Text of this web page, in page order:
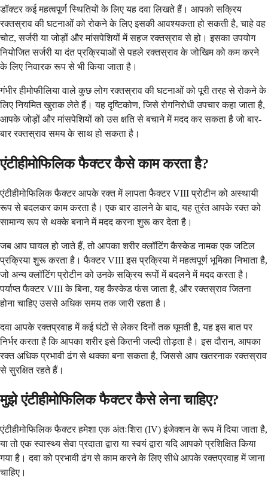
डॉक्टर कई महत्वपूर्ण स्थितियों के लिए यह दवा लिखते हैं। आपको सक्रिय
रक्तस्राव की घटनाओं को रोकने के लिए इसकी आवश्यकता हो सकती है, चाहे वह
चोट, सर्जरी या जोड़ों और मांसपेशियों में सहज रक्तस्राव से हो। इसका उपयोग
नियोजित सर्जरी या दंत प्रक्रियाओं से पहले रक्तस्राव के जोखिम को कम करने
के लिए निवारक रूप से भी किया जाता है।
गंभीर हीमोफीलिया वाले कुछ लोग रक्तस्राव की घटनाओं को पूरी तरह से रोकने के
लिए नियमित खुराक लेते हैं। यह दृष्टिकोण, जिसे रोगनिरोधी उपचार कहा जाता है,
आपके जोड़ों और मांसपेशियों को उस क्षति से बचाने में मदद कर सकता है जो बार-
बार रक्तस्राव समय के साथ हो सकता है।
एंटीहीमोफिलिक फैक्टर कैसे काम करता है?
एंटीहीमोफिलिक फैक्टर आपके रक्त में लापता फैक्टर VIII प्रोटीन को अस्थायी
रूप से बदलकर काम करता है। एक बार डालने के बाद, यह तुरंत आपके रक्त को
सामान्य रूप से थक्के बनाने में मदद करना शुरू कर देता है।
जब आप घायल हो जाते हैं, तो आपका शरीर क्लॉटिंग कैस्केड नामक एक जटिल
प्रक्रिया शुरू करता है। फैक्टर VIII इस प्रक्रिया में महत्वपूर्ण भूमिका निभाता है,
जो अन्य क्लॉटिंग प्रोटीन को उनके सक्रिय रूपों में बदलने में मदद करता है।
पर्याप्त फैक्टर VIII के बिना, यह कैस्केड फंस जाता है, और रक्तस्राव जितना
होना चाहिए उससे अधिक समय तक जारी रहता है।
दवा आपके रक्तप्रवाह में कई घंटों से लेकर दिनों तक घूमती है, यह इस बात पर
निर्भर करता है कि आपका शरीर इसे कितनी जल्दी तोड़ता है। इस दौरान, आपका
रक्त अधिक प्रभावी ढंग से थक्का बना सकता है, जिससे आप खतरनाक रक्तस्राव
से सुरक्षित रहते हैं।
मुझे एंटीहीमोफिलिक फैक्टर कैसे लेना चाहिए?
एंटीहीमोफिलिक फैक्टर हमेशा एक अंतःशिरा (IV) इंजेक्शन के रूप में दिया जाता है,
या तो एक स्वास्थ्य सेवा प्रदाता द्वारा या स्वयं द्वारा यदि आपको प्रशिक्षित किया
गया है। दवा को प्रभावी ढंग से काम करने के लिए सीधे आपके रक्तप्रवाह में जाना
चाहिए।